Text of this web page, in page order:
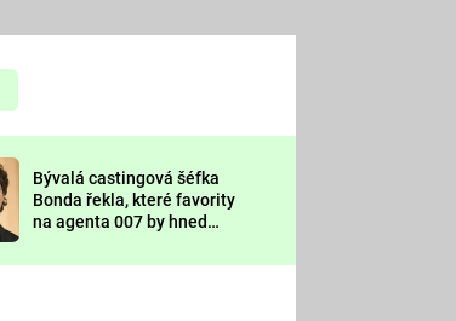
Prima LAJK
Sledujte nás
Bývalá castingová šéfka
Bonda řekla, které favority
na agenta 007 by hned